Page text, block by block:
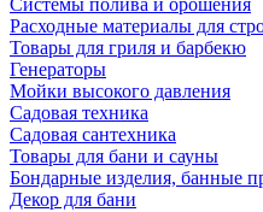
Системы полива и орошения
Расходные материалы для
Товары для гриля и барбекю
Генераторы
Мойки высокого давления
Садовая техника
Садовая сантехника
Товары для бани и сауны
Бондарные изделия, банные
Декор для бани